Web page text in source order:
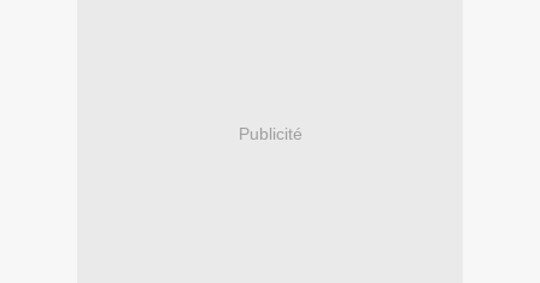
Publicité